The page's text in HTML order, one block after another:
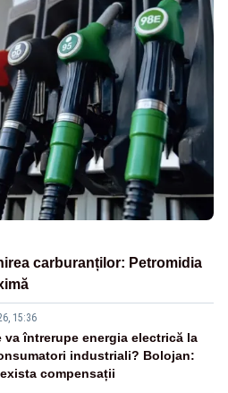
carburanților: Petromidia
15:36
va întrerupe energia electrică la
industriali? Bolojan:
compensații